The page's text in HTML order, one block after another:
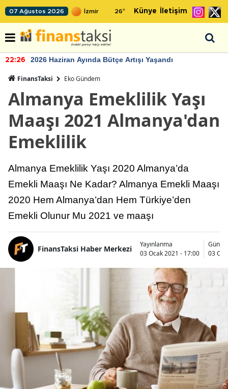
07 Ağustos 2026 26° Künye İletişim
22:26 2026 Haziran Ayında Bütçe Artışı Yaşandı
FinansTaksi Eko Gündem
Almanya Emeklilik Yaşı
Maaşı 2021 Almanya'dan
Emeklilik
Almanya Emeklilik Yaşı 2020 Almanya’da
Emekli Maaşı Ne Kadar? Almanya Emekli Maaşı
2020 Hem Almanya’dan Hem Türkiye’den
Emekli Olunur Mu 2021 ve maaşı
FinansTaksi Haber Merkezi
Yayınlanma
03 Ocak 2021 - 17:00
03